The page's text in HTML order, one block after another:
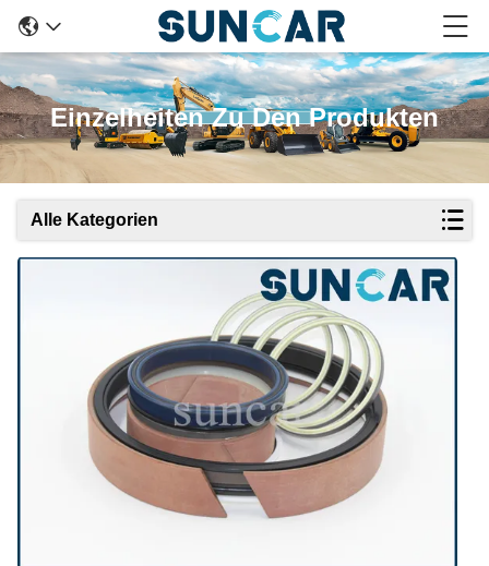
Einzelheiten Zu Den Produkten
Alle Kategorien